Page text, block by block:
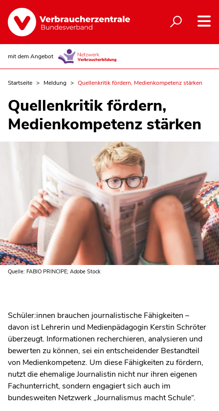
mit dem Angebot
Startseite Meldung Quellenkritik fördern, Medienkompetenz stärken
Quellenkritik fördern,
Medienkompetenz stärken
Quelle: FABIO PRINCIPE; Adobe Stock
Schüler:innen brauchen journalistische Fähigkeiten –
davon ist Lehrerin und Medienpädagogin Kerstin Schröter
überzeugt. Informationen recherchieren, analysieren und
bewerten zu können, sei ein entscheidender Bestandteil
von Medienkompetenz. Um diese Fähigkeiten zu fördern,
nutzt die ehemalige Journalistin nicht nur ihren eigenen
Fachunterricht, sondern engagiert sich auch im
bundesweiten Netzwerk „Journalismus macht Schule“.